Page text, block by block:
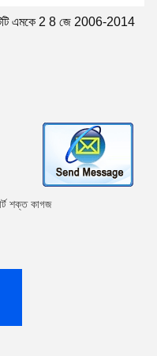
টিটি এমকে 2 8 জে 2006-2014
শক্ত কাগজ